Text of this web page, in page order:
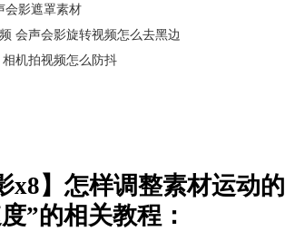
会影遮罩素材
会声会影旋转视频怎么去黑边
机拍视频怎么防抖
x8】怎样调整素材运动的
”的相关教程：